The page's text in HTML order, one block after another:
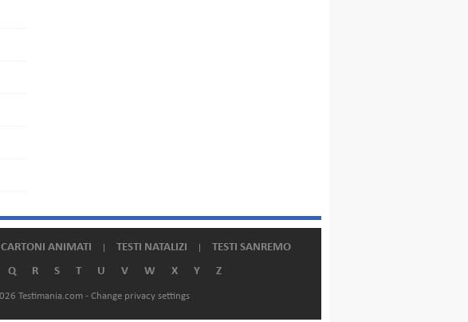
CARTONI ANIMATI TESTI NATALIZI
TESTI SANREMO
Q R S T U V W X Y Z
Testimania.com - Change privacy settings